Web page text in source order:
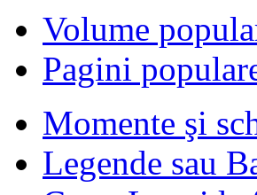
Volume
Pagini
Momente şi
Legende sau